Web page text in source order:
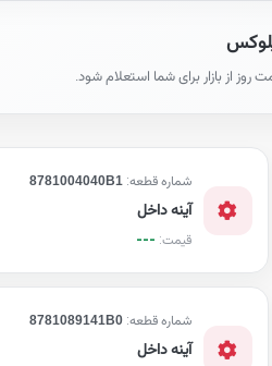
از بازار برای شما استعلام شود.
شماره قطعه: 8781004040B1
آینه داخل
قیمت: ---
شماره قطعه:8781089141B0
آینه داخل